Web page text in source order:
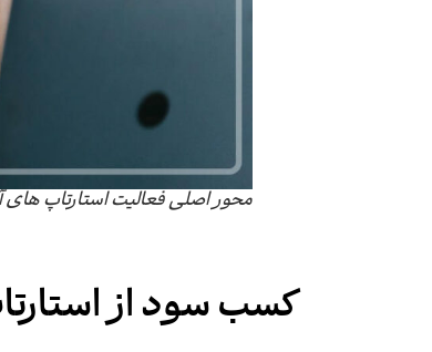
محور اصلی فعالیت استارتاپ
کسب سود از